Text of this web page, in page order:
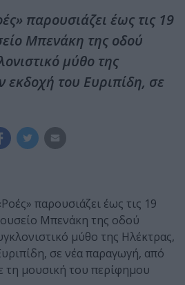
παρουσιάζει έως τις 19
Μπενάκη της οδού
μύθο της
εκδοχή του Ευριπίδη, σε
παρουσιάζει έως τις 19
Μπενάκη της οδού
μύθο της Ηλέκτρας,
σε νέα παραγωγή, από
τη μουσική του περίφημου